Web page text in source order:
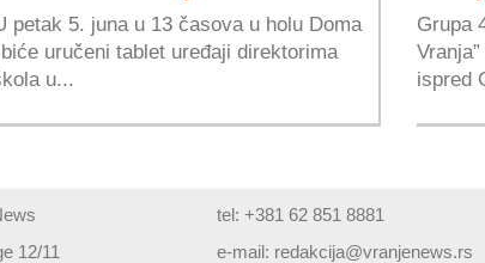
petak 5. juna u 13 časova u holu Doma
uručeni tablet uređaji direktorima
u...
Grupa
ispred
12/11
tel: +381 62 851 8881
e-mail: redakcija@vranjenews.rs